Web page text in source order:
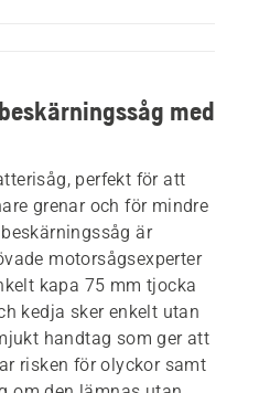
med
perfekt för att
grenar och för mindre
är
motorsågsexperter
kapa 75 mm tjocka
kedja sker enkelt utan
handtag som ger att
risken för olyckor samt